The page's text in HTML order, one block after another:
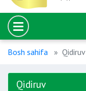
Bosh sahifa Qidiruv
Qidiruv